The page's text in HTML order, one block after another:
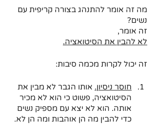
מה זה אומר להתנהג בצורה קריפית עם
נשים?
זה אומר,
לא להבין את הסיטואציה.
זה יכול לקרות מכמה סיבות:
חוסר ניסיון. אותו הגבר לא מבין את
הסיטואציה, פשוט כי הוא לא מכיר
אותה. הוא לא יצא עם מספיק נשים
כדי להבין מה הן אוהבות ומה הן לא.